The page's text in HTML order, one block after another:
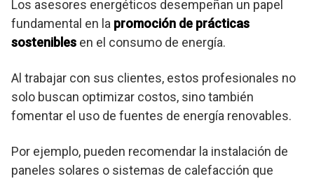
Los asesores energéticos desempeñan un papel
fundamental en la promoción de prácticas
sostenibles en el consumo de energía.
Al trabajar con sus clientes, estos profesionales no
solo buscan optimizar costos, sino también
fomentar el uso de fuentes de energía renovables.
Por ejemplo, pueden recomendar la instalación de
paneles solares o sistemas de calefacción que